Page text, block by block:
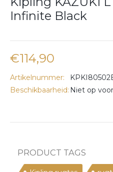
Infinite Black
€114,90
Artikelnummer:
Beschikbaarheid: Niet op
PRODUCT TAGS